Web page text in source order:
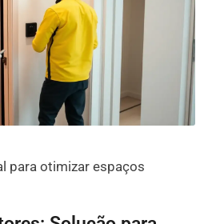
para otimizar espaços